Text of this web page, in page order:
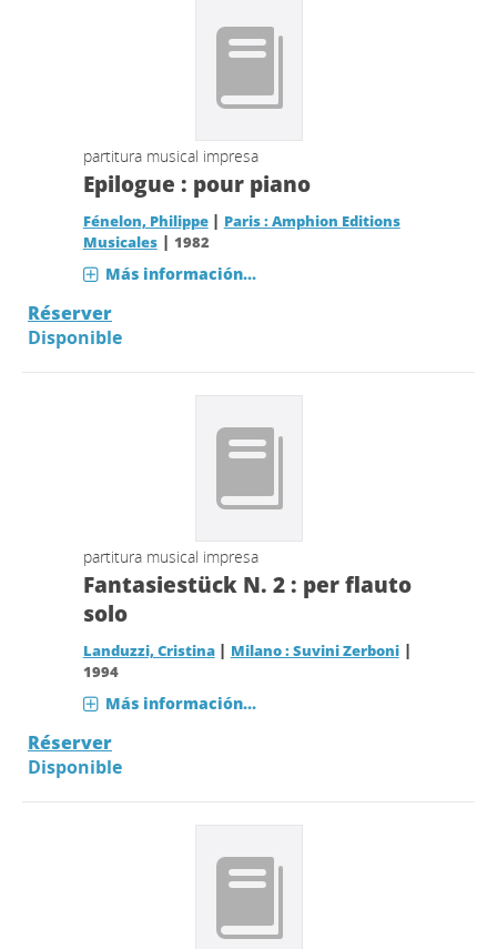
partitura musical impresa
Epilogue : pour piano
Fénelon, Philippe | Paris : Amphion Editions
Musicales| 1982
Más información...
Réserver
Disponible
partitura musical impresa
Fantasiestück N. 2 : per flauto
solo
Landuzzi, Cristina | Milano : Suvini Zerboni|
1994
Más información...
Réserver
Disponible